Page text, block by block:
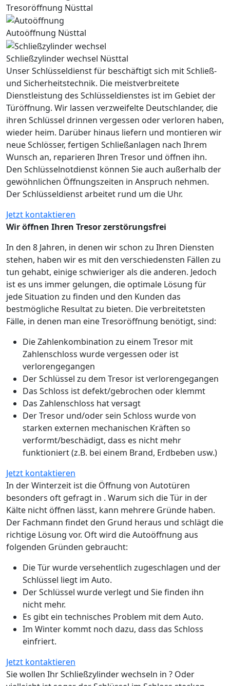
Tresoröffnung Nüsttal
Autoöffnung Nüsttal
Schließzylinder wechsel Nüsttal
Unser Schlüsseldienst für beschäftigt sich mit Schließ-
und Sicherheitstechnik. Die meistverbreitete
Dienstleistung des Schlüsseldienstes ist im Gebiet der
Türöffnung. Wir lassen verzweifelte Deutschlander, die
ihren Schlüssel drinnen vergessen oder verloren haben,
wieder heim. Darüber hinaus liefern und montieren wir
neue Schlösser, fertigen Schließanlagen nach Ihrem
Wunsch an, reparieren Ihren Tresor und öffnen ihn.
Den Schlüsselnotdienst können Sie auch außerhalb der
gewöhnlichen Öffnungszeiten in Anspruch nehmen.
Der Schlüsseldienst arbeitet rund um die Uhr.
Jetzt kontaktieren
Wir öffnen Ihren Tresor zerstörungsfrei
In den 8 Jahren, in denen wir schon zu Ihren Diensten
stehen, haben wir es mit den verschiedensten Fällen zu
tun gehabt, einige schwieriger als die anderen. Jedoch
ist es uns immer gelungen, die optimale Lösung für
jede Situation zu finden und den Kunden das
bestmögliche Resultat zu bieten. Die verbreitetsten
Fälle, in denen man eine Tresoröffnung benötigt, sind:
Die Zahlenkombination zu einem Tresor mit
Zahlenschloss wurde vergessen oder ist
verlorengegangen
Der Schlüssel zu dem Tresor ist verlorengegangen
Das Schloss ist defekt/gebrochen oder klemmt
Das Zahlenschloss hat versagt
Der Tresor und/oder sein Schloss wurde von
starken externen mechanischen Kräften so
verformt/beschädigt, dass es nicht mehr
funktioniert (z.B. bei einem Brand, Erdbeben usw.)
Jetzt kontaktieren
In der Winterzeit ist die Öffnung von Autotüren
besonders oft gefragt in . Warum sich die Tür in der
Kälte nicht öffnen lässt, kann mehrere Gründe haben.
Der Fachmann findet den Grund heraus und schlägt die
richtige Lösung vor. Oft wird die Autoöffnung aus
folgenden Gründen gebraucht:
Die Tür wurde versehentlich zugeschlagen und der
Schlüssel liegt im Auto.
Der Schlüssel wurde verlegt und Sie finden ihn
nicht mehr.
Es gibt ein technisches Problem mit dem Auto.
Im Winter kommt noch dazu, dass das Schloss
einfriert.
Jetzt kontaktieren
Sie wollen Ihr Schließzylinder wechseln in ? Oder